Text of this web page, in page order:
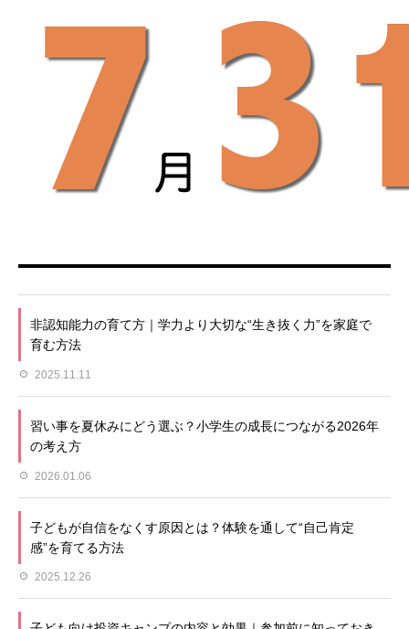
非認知能力の育て方｜学力より大切な“生き抜く力”を家庭で
育む方法
2025.11.11
習い事を夏休みにどう選ぶ？小学生の成長につながる2026年
の考え方
2026.01.06
子どもが自信をなくす原因とは？体験を通して“自己肯定
感”を育てる方法
2025.12.26